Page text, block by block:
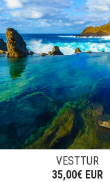
VESTTUR
35,00€ EUR